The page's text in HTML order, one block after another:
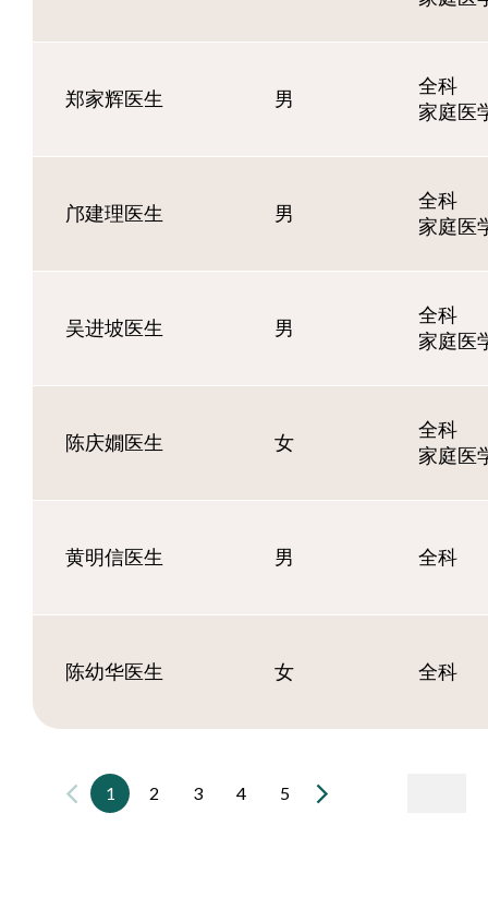
郑家辉医生 男
全科
家庭医
邝建理医生 男
全科
家庭医
吴进坡医生 男
全科
家庭医
陈庆嫺医生 女
全科
家庭医
黄明信医生 男 全科
陈幼华医生 女 全科
1 2 3 4 5